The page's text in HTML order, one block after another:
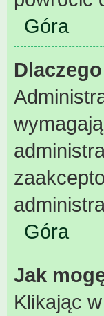
Góra
Góra
Jak
Klikając